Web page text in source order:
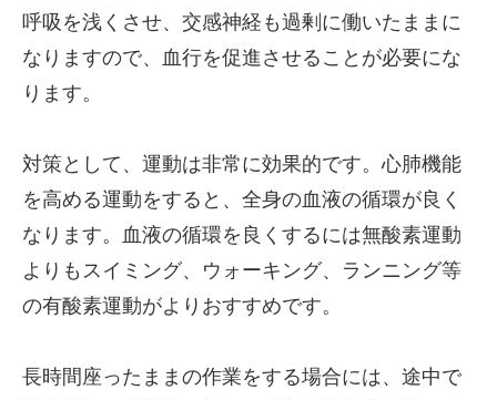
呼吸を浅くさせ、交感神経も過剰に働いたままに
なりますので、血行を促進させることが必要にな
ります。
対策として、運動は非常に効果的です。心肺機能
を高める運動をすると、全身の血液の循環が良く
なります。血液の循環を良くするには無酸素運動
よりもスイミング、ウォーキング、ランニング等
の有酸素運動がよりおすすめです。
長時間座ったままの作業をする場合には、途中で